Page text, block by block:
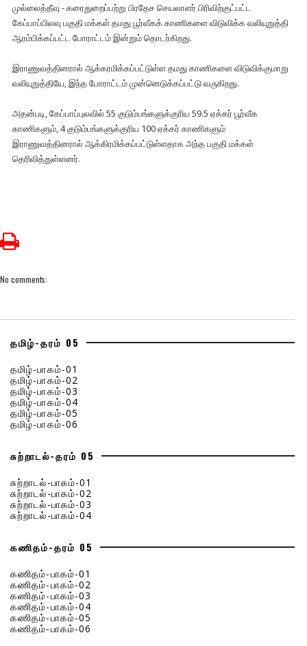
முல்லைத்தீவு - கரைதுறைப்பற்று பிரதேச செயலாளர் பிரிவிற்குட்பட்ட
கேப்பாப்பிலவு பகுதி மக்கள் தமது பூர்வீகக் காணிகளை விடுவிக்க வலியுறுத்தி
ஆரம்பிக்கப்பட்ட போராட்டம் இன்றும் தொடர்கிறது.
இராணுவத்தினரால் ஆக்கரமிக்கப்பட்டுள்ள தமது காணிகளை விடுவிக்குமாறு
வலியுறுத்தியே, இந்த போராட்டம் முன்னெடுக்கப்பட்டு வருகிறது.
அதன்படி, கேப்பாப்புலவில் 55 குடும்பங்களுக்குரிய 59.5 ஏக்கர் பூர்வீக
காணிகளும், 4 குடும்பங்களுக்குரிய 100 ஏக்கர் காணிகளும்
இராணுவத்தினரால் ஆக்கிரமிக்கப்பட்டுள்ளதாக அந்த பகுதி மக்கள்
தெரிவித்துள்ளனர்.
No comments:
தமிழ்-தரம் 05
தமிழ்-பாகம்-01
தமிழ்-பாகம்-02
தமிழ்-பாகம்-03
தமிழ்-பாகம்-04
தமிழ்-பாகம்-05
தமிழ்-பாகம்-06
சுற்றாடல்-தரம் 05
சுற்றாடல்-பாகம்-01
சுற்றாடல்-பாகம்-02
சுற்றாடல்-பாகம்-03
சுற்றாடல்-பாகம்-04
கணிதம்-தரம் 05
கணிதம்-பாகம்-01
கணிதம்-பாகம்-02
கணிதம்-பாகம்-03
கணிதம்-பாகம்-04
கணிதம்-பாகம்-05
கணிதம்-பாகம்-06